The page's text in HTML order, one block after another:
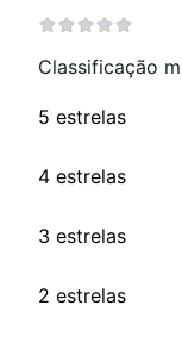
Classificação
5 estrelas
4 estrelas
3 estrelas
2 estrelas